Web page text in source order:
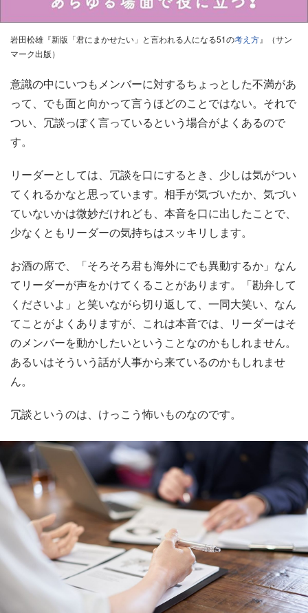
岩田松雄『新版「君にまかせたい」と言われる人になる51の考え方』（サン
マーク出版）
意識の中にいつもメンバーに対するちょっとした不満があ
って、でも面と向かって言うほどのことではない。それで
つい、冗談っぽく言っているという場合がよくあるので
す。
リーダーとしては、冗談を口にするとき、少しは気がつい
てくれるかなと思っています。相手が気づいたか、気づい
ていないかは微妙だけれども、本音を口に出したことで、
少なくともリーダーの気持ちはスッキリします。
お酒の席で、「そろそろ君も海外にでも異動するか」なん
てリーダーが声をかけてくることがあります。「勘弁して
くださいよ」と笑いながら切り返して、一同大笑い、なん
てことがよくありますが、これは本音では、リーダーはそ
のメンバーを動かしたいということなのかもしれません。
あるいはそういう話が人事から来ているのかもしれませ
ん。
冗談というのは、けっこう怖いものなのです。